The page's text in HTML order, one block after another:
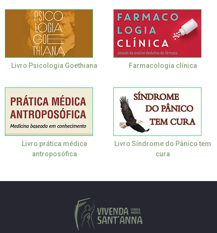
Livro Psicologia Goethiana Farmacologia clínica
Livro prática médica
antroposófica
Livro Síndrome do Pânico tem
cura